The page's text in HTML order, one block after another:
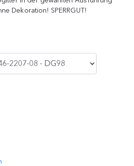
Dekoration! SPERRGUT!